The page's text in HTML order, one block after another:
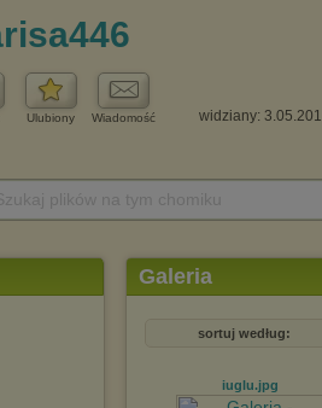
Ulubiony Wiadomość widziany:
Galeria
sortuj według:
iuglu.jpg